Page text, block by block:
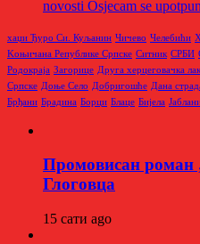
novosti Osjecam se
хаџи Ђуро Си. Куљанин Чичево Челебићи
Kоњичана Републике Српске Ситник СРБИ
Родoкраја Загорице Друга херцеговачка
Српске Доње Село Добригошће Дана
Брђани Брадина Борци Блаце Бијела
Промовисан
Глоговца
15 сати ago